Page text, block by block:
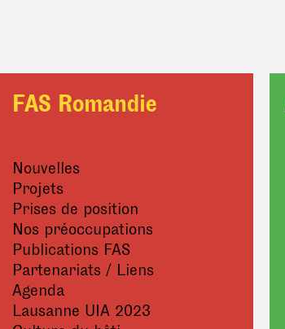
FAS Romandie
Nouvelles
Projets
Prises de position
Nos préoccupations
Publications FAS
Partenariats / Liens
Agenda
Lausanne UIA 2023